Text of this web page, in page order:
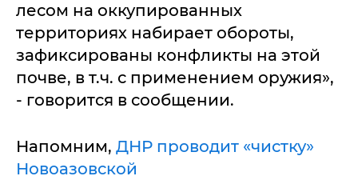
лесом на оккупированных
территориях набирает обороты,
зафиксированы конфликты на этой
почве, в т.ч. с применением оружия»,
- говорится в сообщении.
Напомним, ДНР проводит «чистку»
Новоазовской